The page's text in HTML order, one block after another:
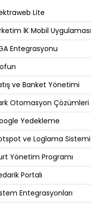
Lite
İK Mobil Uygulaması
Entegrasyonu
ve Banket Yönetimi
Otomasyon Çözümleri
Yedekleme
ve Loglama Sistemi
Yönetim Programı
Portalı
Entegrasyonları